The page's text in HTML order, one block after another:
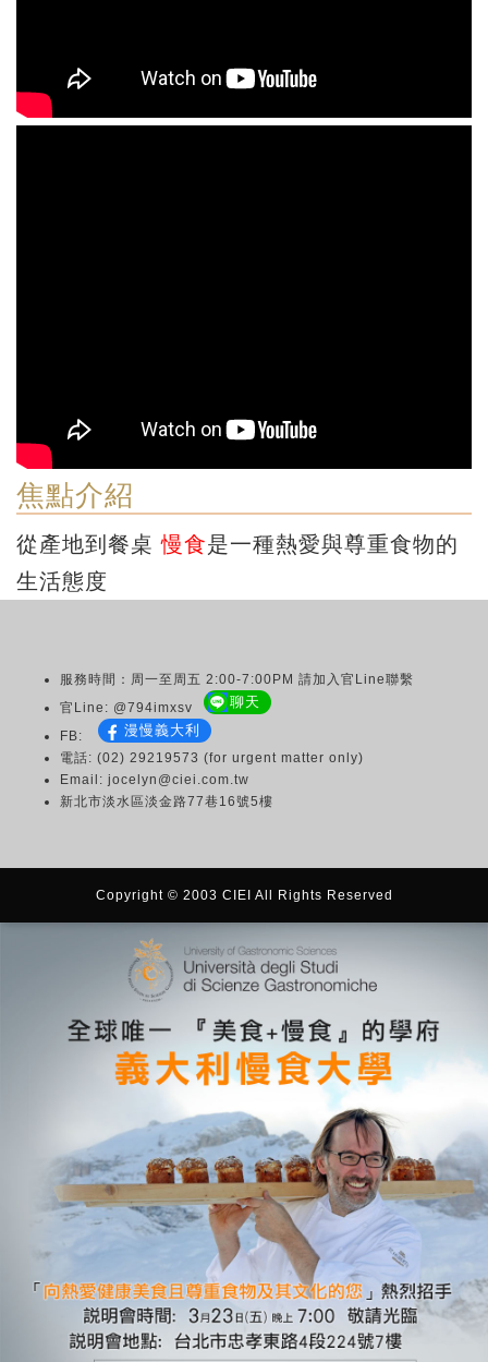
焦點介紹
從產地到餐桌慢食是一種熱愛與尊重食物的
生活態度
服務時間：周一至周五 2:00-7:00PM 請加入官Line聯繫
官Line: @794imxsv
聊天
FB: 漫慢義大利
電話: (02) 29219573 (for urgent matter only)
Email: jocelyn@ciei.com.tw
新北市淡水區淡金路77巷16號5樓
Copyright © 2003 CIEI All Rights Reserved